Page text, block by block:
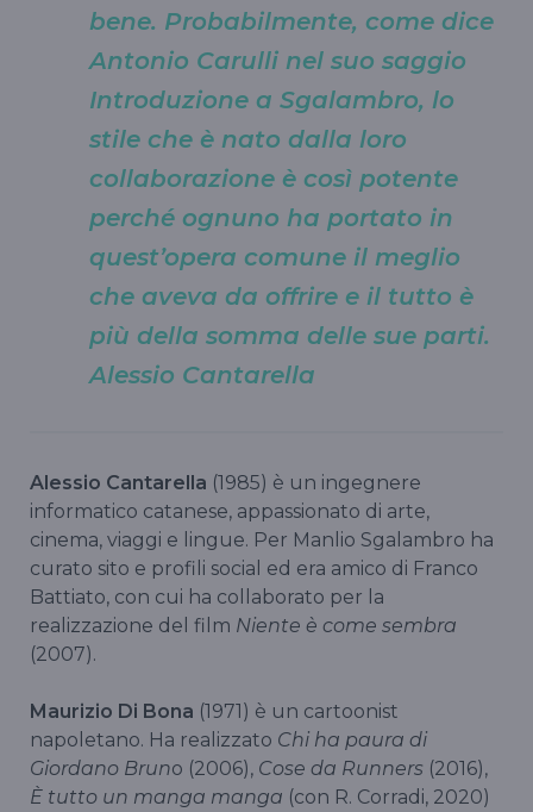
bene. Probabilmente, come dice
Antonio Carulli nel suo saggio
Introduzione a Sgalambro, lo
stile che è nato dalla loro
collaborazione è così potente
perché ognuno ha portato in
quest’opera comune il meglio
che aveva da offrire e il tutto è
più della somma delle sue parti.
Alessio Cantarella
Alessio Cantarella (1985) è un ingegnere
informatico catanese, appassionato di arte,
cinema, viaggi e lingue. Per Manlio Sgalambro ha
curato sito e profili social ed era amico di Franco
Battiato, con cui ha collaborato per la
realizzazione del film Niente è come sembra
(2007).
Maurizio Di Bona (1971) è un cartoonist
napoletano. Ha realizzato Chi ha paura di
Giordano Bruno (2006), Cose da Runners (2016),
È tutto un manga manga (con R. Corradi, 2020)